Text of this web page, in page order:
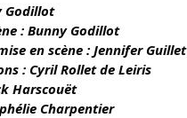
Godillot
: Bunny Godillot
en scène : Jennifer Guillet
: Cyril Rollet de Leiris
Harscouët
Charpentier